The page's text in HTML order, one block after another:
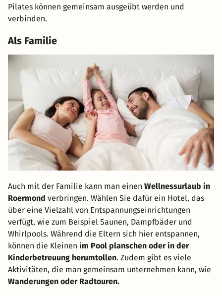
Pilates können gemeinsam ausgeübt werden und
verbinden.
Als Familie
Auch mit der Familie kann man einen Wellnessurlaub in
Roermond verbringen. Wählen Sie dafür ein Hotel, das
über eine Vielzahl von Entspannungseinrichtungen
verfügt, wie zum Beispiel Saunen, Dampfbäder und
Whirlpools. Während die Eltern sich hier entspannen,
können die Kleinen im Pool planschen oder in der
Kinderbetreuung herumtollen. Zudem gibt es viele
Aktivitäten, die man gemeinsam unternehmen kann, wie
Wanderungen oder Radtouren.